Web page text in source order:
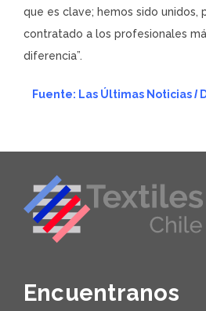
que es clave; hemos sido unidos,
contratado a los profesionales
diferencia”.
Fuente: Las Últimas NoticiasI
Encuentranos